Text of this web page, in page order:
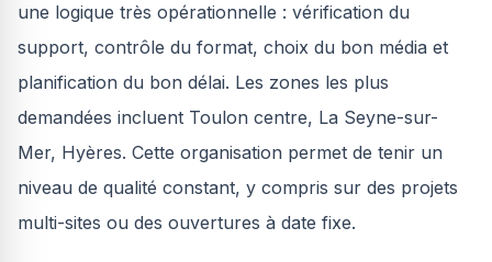
une logique très opérationnelle : vérification du
support, contrôle du format, choix du bon média et
planification du bon délai. Les zones les plus
demandées incluent Toulon centre, La Seyne-sur-
Mer, Hyères. Cette organisation permet de tenir un
niveau de qualité constant, y compris sur des projets
multi-sites ou des ouvertures à date fixe.